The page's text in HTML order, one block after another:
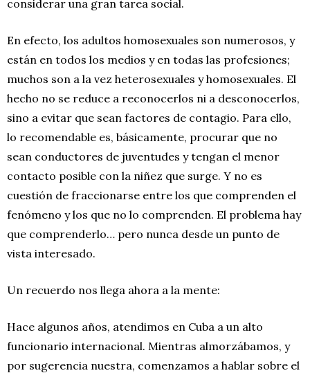
considerar una gran tarea social.
En efecto, los adultos homosexuales son numerosos, y
están en todos los medios y en todas las profesiones;
muchos son a la vez heterosexuales y homosexuales. El
hecho no se reduce a reconocerlos ni a desconocerlos,
sino a evitar que sean factores de contagio. Para ello,
lo recomendable es, básicamente, procurar que no
sean conductores de juventudes y tengan el menor
contacto posible con la niñez que surge. Y no es
cuestión de fraccionarse entre los que comprenden el
fenómeno y los que no lo comprenden. El problema hay
que comprenderlo… pero nunca desde un punto de
vista interesado.
Un recuerdo nos llega ahora a la mente:
Hace algunos años, atendimos en Cuba a un alto
funcionario internacional. Mientras almorzábamos, y
por sugerencia nuestra, comenzamos a hablar sobre el